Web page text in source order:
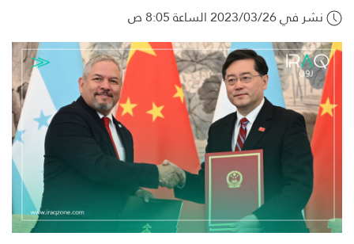
نشر في 2023/03/26 الساعة 8:05 ص